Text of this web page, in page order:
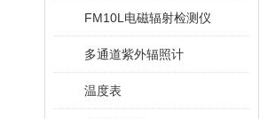
FM10L电磁辐射检测仪
多通道紫外辐照计
温度表